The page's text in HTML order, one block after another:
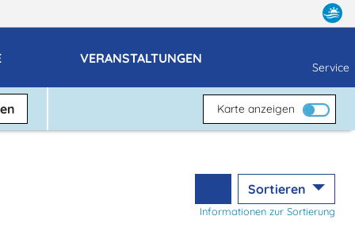
VERANSTALTUNGEN
Service
Karte anzeigen
Sortieren
Informationen zur Sortierung